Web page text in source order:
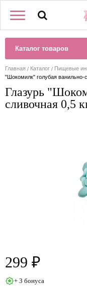
Каталог товаров
Главная Каталог Пищевые
"Шокомилк" голубая ванильно-
Глазурь
сливочная 0,5
299 ₽
+ 3 бонуса